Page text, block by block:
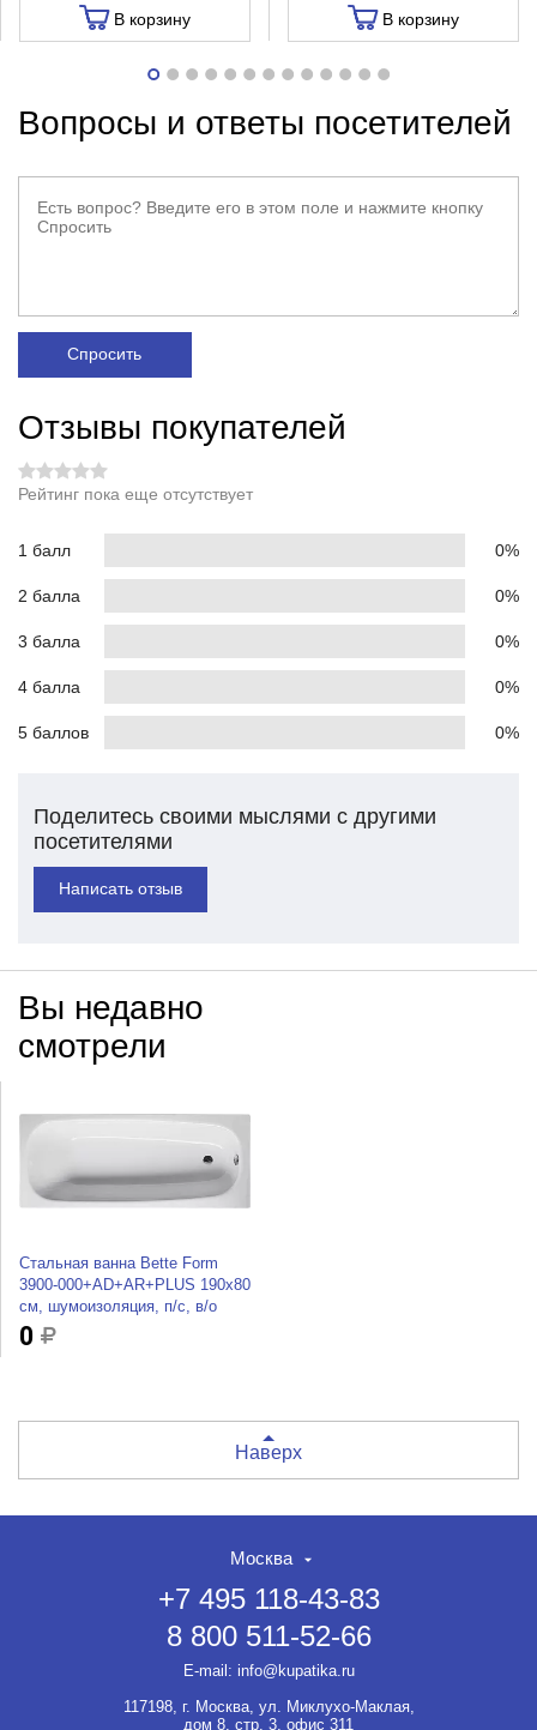
В корзину В корзину
Вопросы и ответы посетителей
Спросить
Отзывы покупателей
Рейтинг пока еще отсутствует
1 балл 0%
2 балла 0%
3 балла 0%
4 балла 0%
5 баллов 0%
Поделитесь своими мыслями с другими
посетителями
Написать отзыв
Вы недавно
смотрели
Стальная ванна Bette Form
3900-000+AD+AR+PLUS 190x80
см, шумоизоляция, п/с, в/о
0
Наверх
Москва
+7 495 118-43-83
8 800 511-52-66
E-mail: info@kupatika.ru
117198, г. Москва, ул. Миклухо-Маклая,
дом 8, стр. 3, офис 311